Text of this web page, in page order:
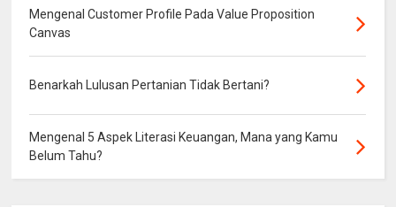
Mengenal Customer Profile Pada Value Proposition
Canvas
Benarkah Lulusan Pertanian Tidak Bertani?
Mengenal 5 Aspek Literasi Keuangan, Mana yang Kamu
Belum Tahu?